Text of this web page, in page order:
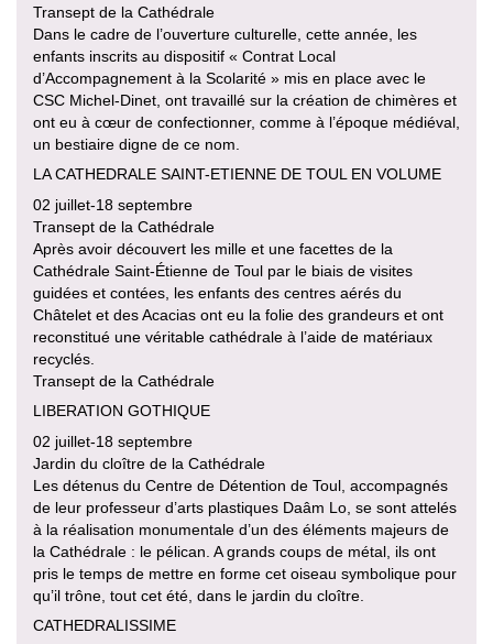
Transept de la Cathédrale
Dans le cadre de l’ouverture culturelle, cette année, les
enfants inscrits au dispositif « Contrat Local
d’Accompagnement à la Scolarité » mis en place avec le
CSC Michel-Dinet, ont travaillé sur la création de chimères et
ont eu à cœur de confectionner, comme à l’époque médiéval,
un bestiaire digne de ce nom.
LA CATHEDRALE SAINT-ETIENNE DE TOUL EN VOLUME
02 juillet-18 septembre
Transept de la Cathédrale
Après avoir découvert les mille et une facettes de la
Cathédrale Saint-Étienne de Toul par le biais de visites
guidées et contées, les enfants des centres aérés du
Châtelet et des Acacias ont eu la folie des grandeurs et ont
reconstitué une véritable cathédrale à l’aide de matériaux
recyclés.
Transept de la Cathédrale
LIBERATION GOTHIQUE
02 juillet-18 septembre
Jardin du cloître de la Cathédrale
Les détenus du Centre de Détention de Toul, accompagnés
de leur professeur d’arts plastiques Daâm Lo, se sont attelés
à la réalisation monumentale d’un des éléments majeurs de
la Cathédrale : le pélican. A grands coups de métal, ils ont
pris le temps de mettre en forme cet oiseau symbolique pour
qu’il trône, tout cet été, dans le jardin du cloître.
CATHEDRALISSIME